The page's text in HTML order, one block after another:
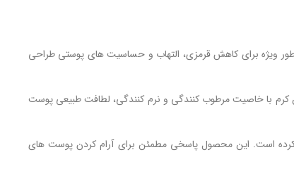
ویژه برای کاهش قرمزی، التهاب و حساسیت‌ های پوستی طراحی
کرم با خاصیت مرطوب‌ کنندگی و نرم‌ کنندگی، لطافت طبیعی پوست
کرده است. این محصول پاسخی مطمئن برای آرام‌ کردن پوست‌ های